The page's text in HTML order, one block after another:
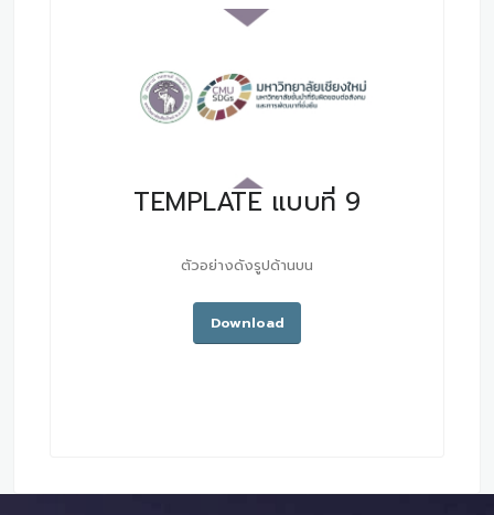
TEMPLATE แบบที่ 9
ตัวอย่างดังรูปด้านบน
Download